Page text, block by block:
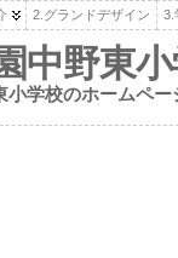
2.グランドデザイン 3.
中野東
小学校のホームペー